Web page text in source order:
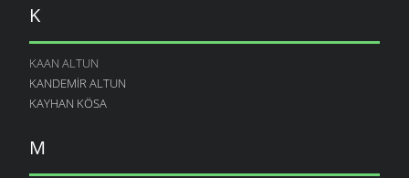
K
KAAN ALTUN
KANDEMIR ALTUN
KAYHAN KÖSA
M